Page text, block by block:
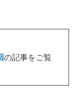
の記事をご覧